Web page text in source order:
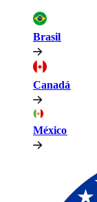
Brasil​​
Canadá​​
México​​